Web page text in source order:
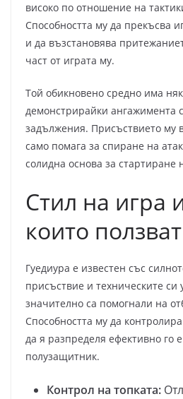
високо по отношение на
Способността му да прекъсва
и да възстановява
част от играта му.
Той обикновено средно има
демонстрирайки ангажимента
задължения. Присъствието му
само помага за спиране на
солидна основа за стартиране
Стил на игра
които
Гуедиура е известен със
присъствие и техническите си
значително са помогнали на
Способността му да
да я разпределя ефективно го
полузащитник.
Контрол на топката: